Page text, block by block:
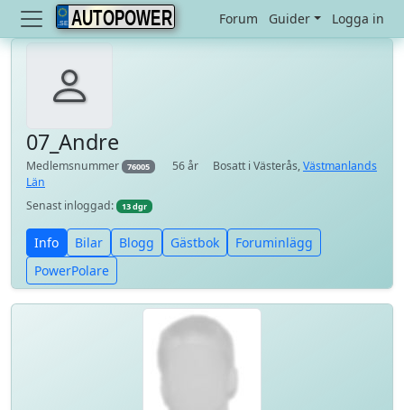
AUTOPOWER Forum Guider Logga in
07_Andre
Medlemsnummer 76005 56 år Bosatt i Västerås,Västmanlands
Län
Senast inloggad:
13 dgr
Info Bilar Blogg Gästbok
Foruminlägg
PowerPolare